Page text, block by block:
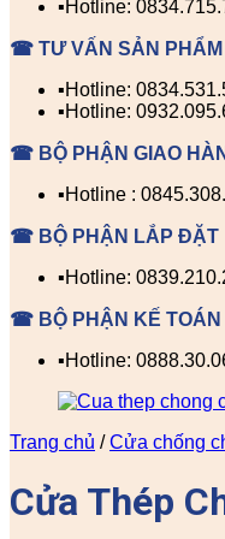
▪️Hotline:
☎ TƯ VẤN SẢN PHẨM
▪️Hotline:
▪️Hotline:
☎ BỘ PHẬN GIAO
▪️Hotline :
☎ BỘ PHẬN LẮP ĐẶT
▪️Hotline:
☎ BỘ PHẬN KẾ TOÁN
▪️Hotline:
Trang chủ / Cửa chống
Cửa Thép